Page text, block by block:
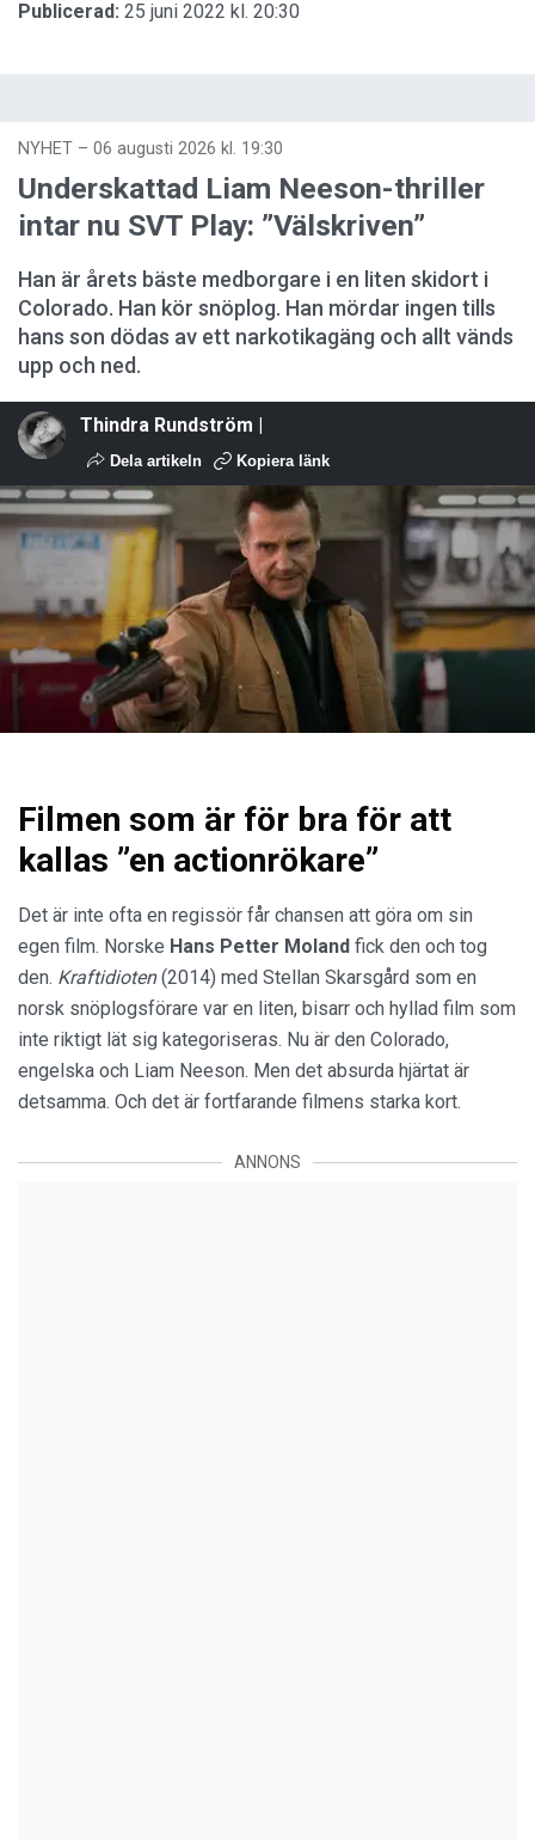
Publicerad: 25 juni 2022 kl. 20:30
NYHET – 06 augusti 2026 kl. 19:30
Underskattad Liam Neeson-thriller
intar nu SVT Play: ”Välskriven”
Han är årets bäste medborgare i en liten skidort i
Colorado. Han kör snöplog. Han mördar ingen tills
hans son dödas av ett narkotikagäng och allt vänds
upp och ned.
Thindra Rundström |
Dela artikeln Kopiera länk
Filmen som är för bra för att
kallas ”en actionrökare”
Det är inte ofta en regissör får chansen att göra om sin
egen film. Norske Hans Petter Moland fick den och tog
den. Kraftidioten(2014) med Stellan Skarsgård som en
norsk snöplogsförare var en liten, bisarr och hyllad film som
inte riktigt lät sig kategoriseras. Nu är den Colorado,
engelska och Liam Neeson. Men det absurda hjärtat är
detsamma. Och det är fortfarande filmens starka kort.
ANNONS